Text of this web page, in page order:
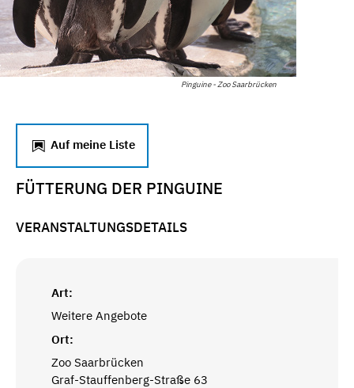
Pinguine - Zoo Saarbrücken
Auf meine Liste
FÜTTERUNG DER PINGUINE
VERANSTALTUNGSDETAILS
Art:
Weitere Angebote
Ort:
Zoo Saarbrücken
Graf-Stauffenberg-Straße 63